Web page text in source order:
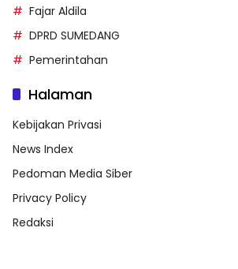
Fajar Aldila
DPRD SUMEDANG
Pemerintahan
Halaman
Kebijakan Privasi
News Index
Pedoman Media Siber
Privacy Policy
Redaksi